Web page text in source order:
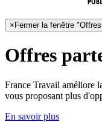
× Fermer la fenêtre
Offres
France Travail améliore
vous proposant plus
En savoir plus